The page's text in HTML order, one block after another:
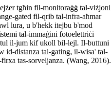
tgħin fil-monitoraġġ tal-viżjoni
gated fil-qrib tal-infra-aħmar
lura, u b'hekk itejbu b'mod
tal-immaġini fotoelettriċi
il-jum kif ukoll bil-lejl. Il-buttuni
id-distanza tal-gating, il-wisa' tal-
tas-sorveljanza. (Wang, 2016).